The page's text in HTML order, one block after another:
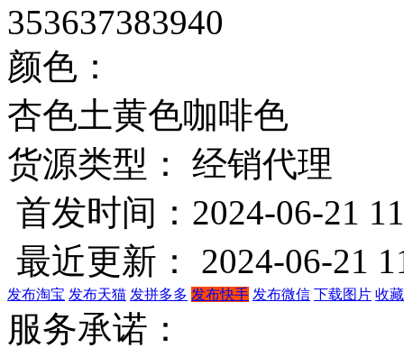
353637383940
颜色：
杏色土黄色咖啡色
货源类型： 经销代理
首发时间：2024-06-21
最近更新： 2024-06-21
发布淘宝 发布天猫 发拼多多 发布快手 发布微信 下载图片 收
服务承诺：